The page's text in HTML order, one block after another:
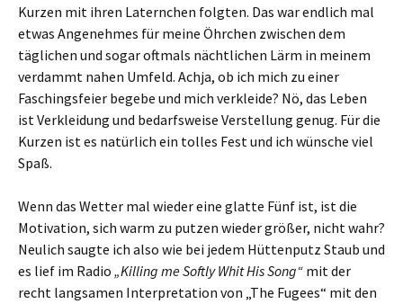
Kurzen mit ihren Laternchen folgten. Das war endlich mal
etwas Angenehmes für meine Öhrchen zwischen dem
täglichen und sogar oftmals nächtlichen Lärm in meinem
verdammt nahen Umfeld. Achja, ob ich mich zu einer
Faschingsfeier begebe und mich verkleide? Nö, das Leben
ist Verkleidung und bedarfsweise Verstellung genug. Für die
Kurzen ist es natürlich ein tolles Fest und ich wünsche viel
Spaß.
Wenn das Wetter mal wieder eine glatte Fünf ist, ist die
Motivation, sich warm zu putzen wieder größer, nicht wahr?
Neulich saugte ich also wie bei jedem Hüttenputz Staub und
es lief im Radio „Killing me Softly Whit His Song“ mit der
recht langsamen Interpretation von „The Fugees“ mit den